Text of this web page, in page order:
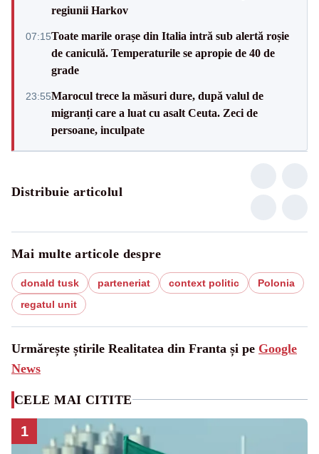
regiunii Harkov
07:15Toate marile orașe din Italia intră sub alertă roșie
de caniculă. Temperaturile se apropie de 40 de
grade
23:55Marocul trece la măsuri dure, după valul de
migranți care a luat cu asalt Ceuta. Zeci de
persoane, inculpate
Distribuie articolul
Mai multe articole despre
donald tusk parteneriat context politic
Polonia
regatul unit
Urmărește știrile Realitatea din Franta și pe Google
News
CELE MAI CITITE
1